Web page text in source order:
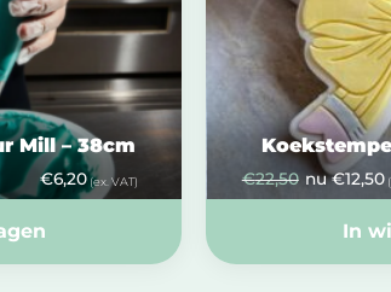
Mill – 38cm
€6,20(ex. VAT) €22,50 nu €12,50
In